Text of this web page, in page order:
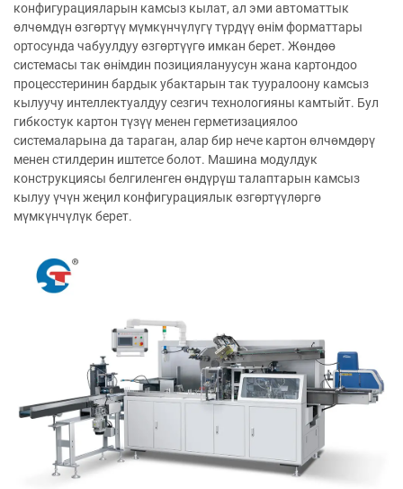
конфигурацияларын камсыз кылат, ал эми автоматтык
өлчөмдүн өзгөртүү мүмкүнчүлүгү түрдүү өнім форматтары
ортосунда чабуулдуу өзгөртүүгө имкан берет. Жөндөө
системасы так өнімдин позициялануусун жана картондоо
процесстеринин бардык убактарын так тууралоону камсыз
кылуучу интеллектуалдуу сезгич технологияны камтыйт. Бул
гибкостук картон түзүү менен герметизациялоо
системаларына да тараган, алар бир нече картон өлчөмдөрү
менен стилдерин иштетсе болот. Машина модулдук
конструкциясы белгиленген өндүрүш талаптарын камсыз
кылуу үчүн жеңил конфигурациялык өзгөртүүлөргө
мүмкүнчүлүк берет.